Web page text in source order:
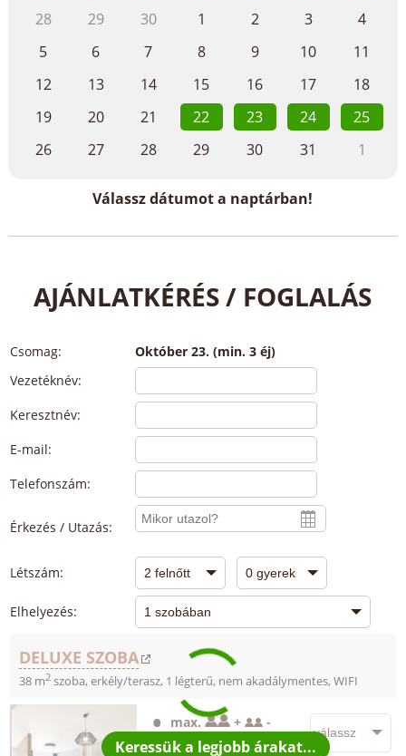
28
29 30 1 2 3
4
5
6 7 8 9 10
11
12
13 14 15 16 17
18
19
20 21 22 23 24
25
26
27 28 29 30 31 1
Válassz dátumot a naptárban!
AJÁNLATKÉRÉS / FOGLALÁS
Csomag:
Október 23. (min. 3 éj)
Vezetéknév:
Keresztnév:
E-mail:
Telefonszám:
Érkezés / Utazás:
Létszám:
Elhelyezés:
DELUXE SZOBA
38 m2szoba, erkély/terasz, 1 légterű, nem akadálymentes, WIFI
max. +
-
félpanzióval